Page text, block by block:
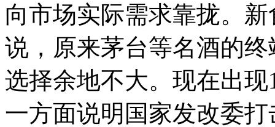
向市场实际需求靠拢。
说，原来茅台等名酒的
选择余地不大。现在出
一方面说明国家发改委